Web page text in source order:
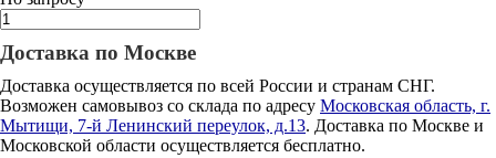
Доставка по Москве
Доставка осуществляется по всей России и странам СНГ.
Возможен самовывоз со склада по адресу Московская область, г.
Мытищи, 7-й Ленинский переулок, д.13. Доставка по Москве и
Московской области осуществляется бесплатно.